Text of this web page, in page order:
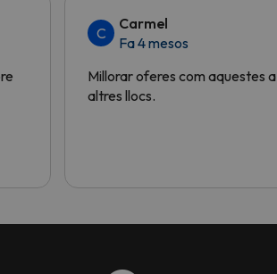
C
Carmel
Fa 4 mesos
Millorar oferes com aquestes a
altres llocs.